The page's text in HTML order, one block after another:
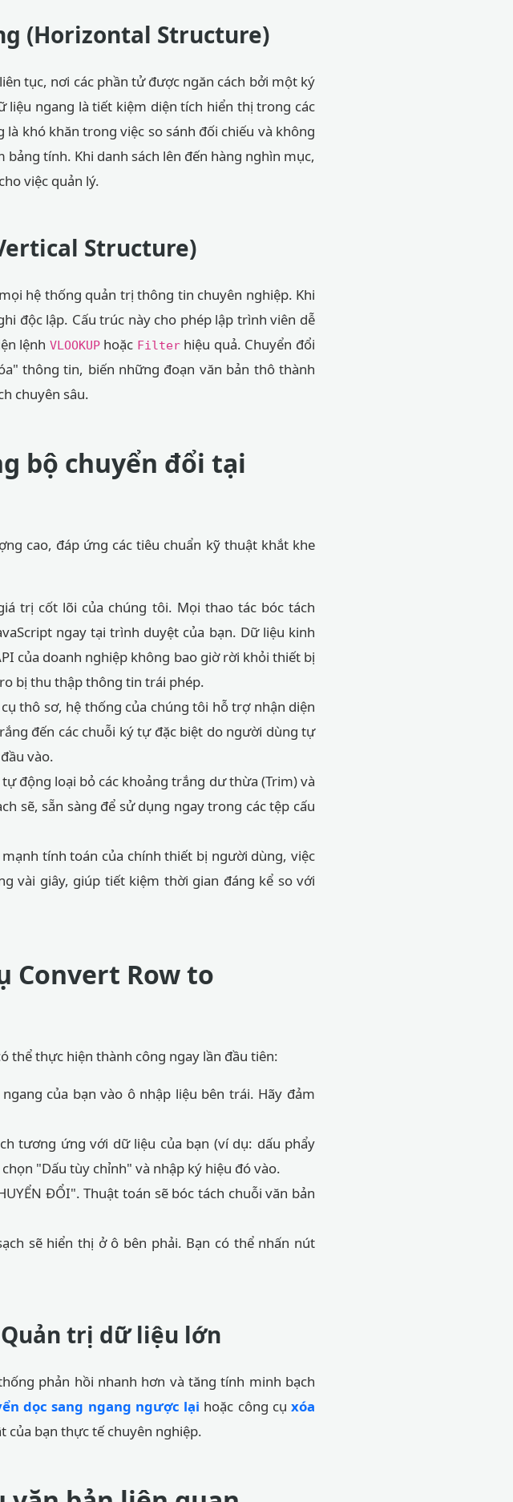
(Horizontal Structure)
tục, nơi các phần tử được ngăn cách bởi một ký
liệu ngang là tiết kiệm diện tích hiển thị trong các
khó khăn trong việc so sánh đối chiếu và không
tính. Khi danh sách lên đến hàng nghìn mục,
việc quản lý.
Structure)
hệ thống quản trị thông tin chuyên nghiệp. Khi
độc lập. Cấu trúc này cho phép lập trình viên dễ
lệnh VLOOKUPhoặc Filterhiệu quả. Chuyển đổi
thông tin, biến những đoạn văn bản thô thành
chuyên sâu.
bộ chuyển đổi tại
cao, đáp ứng các tiêu chuẩn kỹ thuật khắt khe
trị cốt lõi của chúng tôi. Mọi thao tác bóc tách
ngay tại trình duyệt của bạn. Dữ liệu kinh
của doanh nghiệp không bao giờ rời khỏi thiết bị
bị thu thập thông tin trái phép.
thô sơ, hệ thống của chúng tôi hỗ trợ nhận diện
đến các chuỗi ký tự đặc biệt do người dùng tự
vào.
động loại bỏ các khoảng trắng dư thừa (Trim) và
sẽ, sẵn sàng để sử dụng ngay trong các tệp cấu
tính toán của chính thiết bị người dùng, việc
vài giây, giúp tiết kiệm thời gian đáng kể so với
Convert Row to
thể thực hiện thành công ngay lần đầu tiên:
của bạn vào ô nhập liệu bên trái. Hãy đảm
tương ứng với dữ liệu của bạn (ví dụ: dấu phẩy
"Dấu tùy chỉnh" và nhập ký hiệu đó vào.
ĐỔI". Thuật toán sẽ bóc tách chuỗi văn bản
sẽ hiển thị ở ô bên phải. Bạn có thể nhấn nút
trị dữ liệu lớn
phản hồi nhanh hơn và tăng tính minh bạch
dọc sang ngang ngược lại hoặc công cụxóa
của bạn thực tế chuyên nghiệp.